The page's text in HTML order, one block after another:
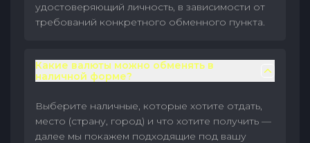
удостоверяющий личность, в зависимости от
требований конкретного обменного пункта.
Какие валюты можно обменять в
наличной форме?
Выберите наличные, которые хотите отдать,
место (страну, город) и что хотите получить —
далее мы покажем подходящие под вашу